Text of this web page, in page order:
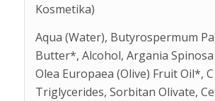
Kosmetika)
Aqua (Water), Butyrospermum
Butter*, Alcohol, Argania
Olea Europaea (Olive) Fruit Oil*,
Triglycerides, Sorbitan Olivate,